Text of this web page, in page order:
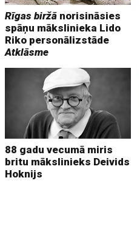
Rīgas biržā norisināsies
spāņu mākslinieka Lido
Riko personālizstāde
Atklāsme
88 gadu vecumā miris
britu mākslinieks Deivids
Hoknijs